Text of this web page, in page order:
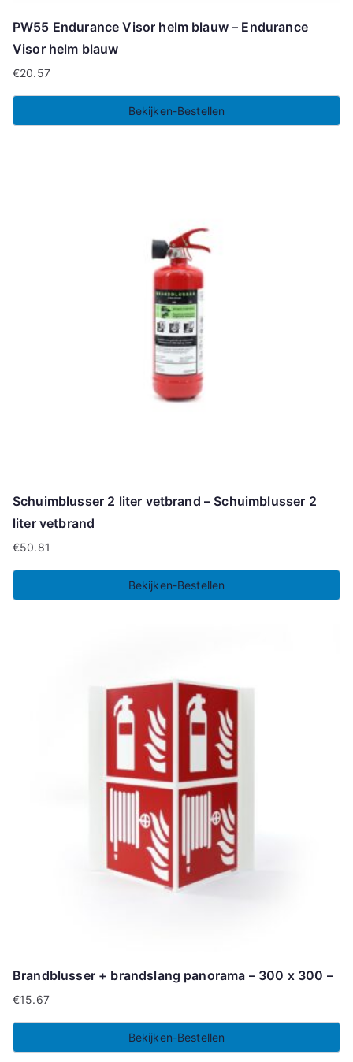
PW55 Endurance Visor helm blauw – Endurance
Visor helm blauw
€20.57
Bekijken-Bestellen
Schuimblusser 2 liter vetbrand – Schuimblusser 2
liter vetbrand
€50.81
Bekijken-Bestellen
Brandblusser + brandslang panorama – 300 x 300 –
€15.67
Bekijken-Bestellen